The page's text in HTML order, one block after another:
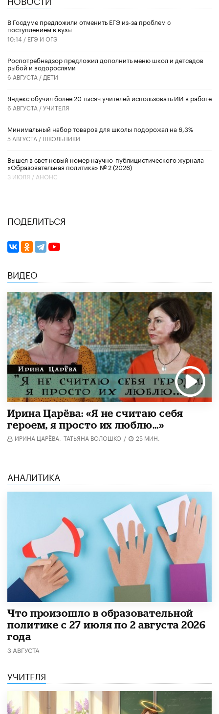
В Госдуме предложили отменить ЕГЭ из-за проблем с
поступлением в вузы
10:14 / ЕГЭ И ОГЭ
Роспотребнадзор предложил дополнить меню школ и детсадов
рыбой и водорослями
6 АВГУСТА / ДЕТИ
​Яндекс обучил более 20 тысяч учителей использовать ИИ в работе
6 АВГУСТА /УЧИТЕЛЯ
Минимальный набор товаров для школы подорожал на 6,3%
5 АВГУСТА / ШКОЛЬНИКИ
Вышел в свет новый номер научно-публицистического журнала
«Образовательная политика» № 2 (2026)
3 ИЮЛЯ / АНОНС
ПОДЕЛИТЬСЯ
ВИДЕО
Ирина Царёва: «Я не считаю себя
героем, я просто их люблю…»
ИРИНА ЦАРЁВА, ТАТЬЯНА ВОЛОШКО / 25 МИН.
АНАЛИТИКА
​Что произошло в образовательной
политике с 27 июля по 2 августа 2026
года
3 АВГУСТА
УЧИТЕЛЯ